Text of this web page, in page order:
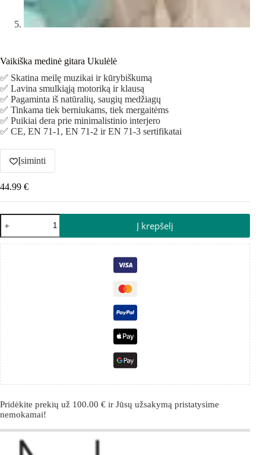
Vaikiška medinė gitara Ukulėlė
✅ Skatina meilę muzikai ir kūrybiškumą
✅ Lavina smulkiąją motoriką ir klausą
✅ Pagaminta iš natūralių, saugių medžiagų
✅ Tinkama tiek berniukams, tiek mergaitėms
✅ Puikiai dera prie minimalistinio interjero
✅ CE, EN 71-1, EN 71-2 ir EN 71-3 sertifikatai
Įsiminti
44.99 €
Į krepšelį
Pridėkite prekių už 100.00 € ir Jūsų užsakymą pristatysime
nemokamai!